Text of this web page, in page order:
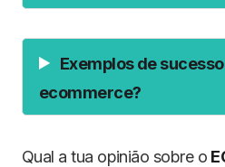
Exemplos de
ecommerce?
Qual a tua opinião sobre o